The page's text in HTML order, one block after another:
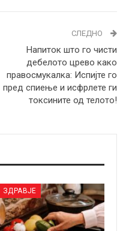
СЛЕДНО
Напиток што го чисти
дебелото црево како
правосмукалка: Испијте го
пред спиење и исфрлете ги
токсините од телото!
ЗДРАВЈЕ